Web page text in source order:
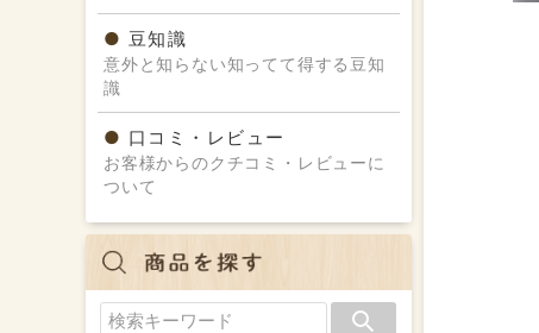
豆知識
意外と知らない知ってて得する豆知
識
口コミ・レビュー
お客様からのクチコミ・レビューに
ついて